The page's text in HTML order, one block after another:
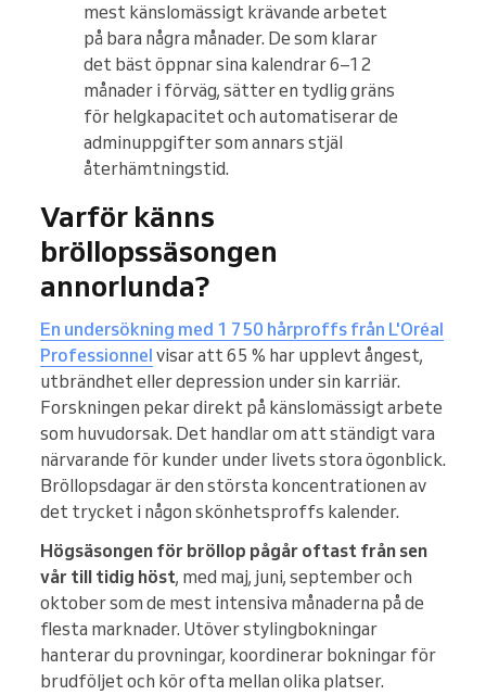
mest känslomässigt krävande arbetet
på bara några månader. De som klarar
det bäst öppnar sina kalendrar 6–12
månader i förväg, sätter en tydlig gräns
för helgkapacitet och automatiserar de
adminuppgifter som annars stjäl
återhämtningstid.
Varför känns
bröllopssäsongen
annorlunda?
En undersökning med 1 750 hårproffs från L'Oréal
Professionnel visar att 65 % har upplevt ångest,
utbrändhet eller depression under sin karriär.
Forskningen pekar direkt på känslomässigt arbete
som huvudorsak. Det handlar om att ständigt vara
närvarande för kunder under livets stora ögonblick.
Bröllopsdagar är den största koncentrationen av
det trycket i någon skönhetsproffs kalender.
Högsäsongen för bröllop pågår oftast från sen
vår till tidig höst, med maj, juni, september och
oktober som de mest intensiva månaderna på de
flesta marknader. Utöver stylingbokningar
hanterar du provningar, koordinerar bokningar för
brudföljet och kör ofta mellan olika platser.